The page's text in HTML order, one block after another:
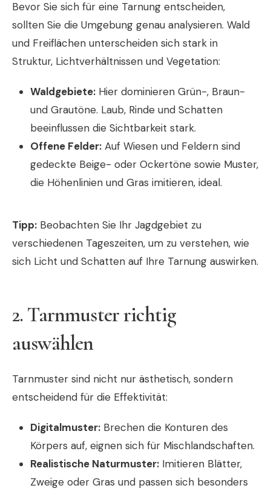
Bevor Sie sich für eine Tarnung entscheiden,
sollten Sie die Umgebung genau analysieren. Wald
und Freiflächen unterscheiden sich stark in
Struktur, Lichtverhältnissen und Vegetation:
Waldgebiete: Hier dominieren Grün-, Braun-
und Grautöne. Laub, Rinde und Schatten
beeinflussen die Sichtbarkeit stark.
Offene Felder: Auf Wiesen und Feldern sind
gedeckte Beige- oder Ockertöne sowie Muster,
die Höhenlinien und Gras imitieren, ideal.
Tipp: Beobachten Sie Ihr Jagdgebiet zu
verschiedenen Tageszeiten, um zu verstehen, wie
sich Licht und Schatten auf Ihre Tarnung auswirken.
2. Tarnmuster richtig
auswählen
Tarnmuster sind nicht nur ästhetisch, sondern
entscheidend für die Effektivität:
Digitalmuster: Brechen die Konturen des
Körpers auf, eignen sich für Mischlandschaften.
Realistische Naturmuster: Imitieren Blätter,
Zweige oder Gras und passen sich besonders